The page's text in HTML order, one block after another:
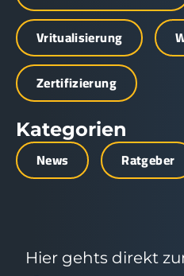
Vritualisierung
Zertifizierung
Kategorien
News Ratgeber
Hier gehts direkt